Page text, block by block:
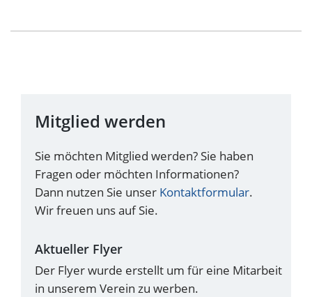
Mitglied werden
Sie möchten Mitglied werden? Sie haben
Fragen oder möchten Informationen?
Dann nutzen Sie unser Kontaktformular.
Wir freuen uns auf Sie.
Aktueller Flyer
Der Flyer wurde erstellt um für eine Mitarbeit
in unserem Verein zu werben.